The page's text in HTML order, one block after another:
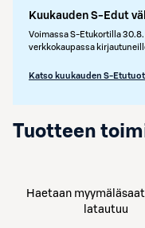
Kuukauden S-Edut
Voimassa S-Etukortilla
verkkokaupassa
Katso kuukauden S-
Tuotteen
Haetaan
latautuu